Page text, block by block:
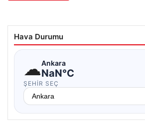
Hava Durumu
☁Ankara
NaN°C
ŞEHIR SEÇ